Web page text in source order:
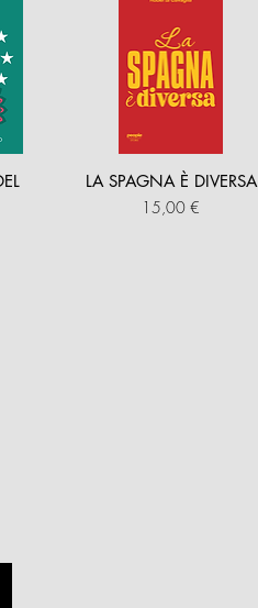
LA SPAGNA È DIVERSA
Prezzo
15,00 €